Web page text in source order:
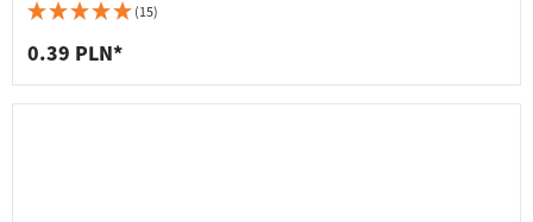
(15)
0.39 PLN*